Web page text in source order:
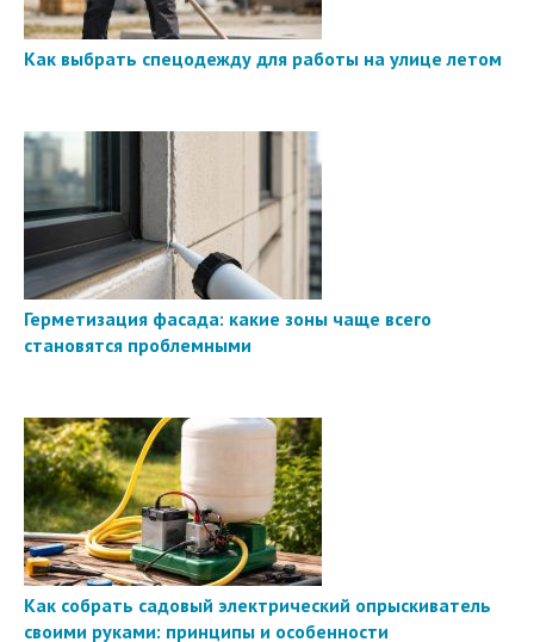
Как выбрать спецодежду для работы на улице летом
Герметизация фасада: какие зоны чаще всего
становятся проблемными
Как собрать садовый электрический опрыскиватель
своими руками: принципы и особенности